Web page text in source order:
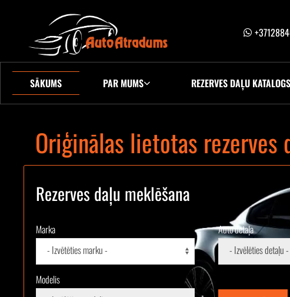
SĀKUMS PAR MUMS REZERVES DAĻU KATALOGS
Oriģinālas lietotas
Rezerves daļu meklēšana
Marka
- Izvētēties marku -
Modelis
Auto detaļa
- Izvēlēties detaļu -